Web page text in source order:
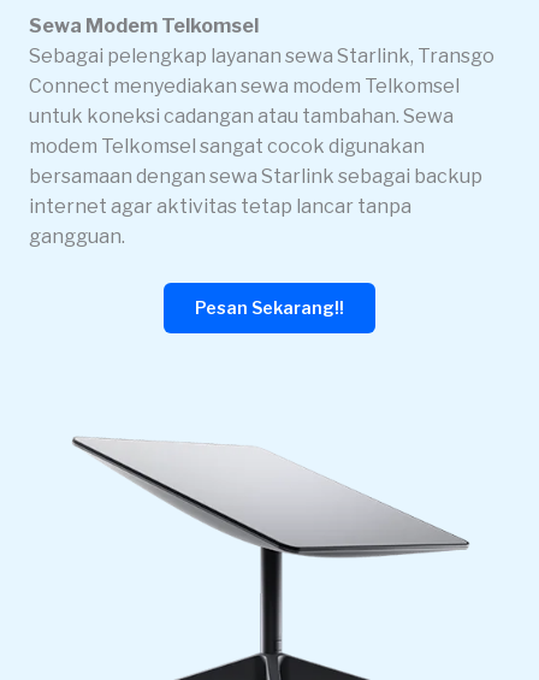
Sewa Modem Telkomsel
Sebagai pelengkap layanan sewa Starlink, Transgo
Connect menyediakan sewa modem Telkomsel
untuk koneksi cadangan atau tambahan. Sewa
modem Telkomsel sangat cocok digunakan
bersamaan dengan sewa Starlink sebagai backup
internet agar aktivitas tetap lancar tanpa
gangguan.
Pesan Sekarang!!